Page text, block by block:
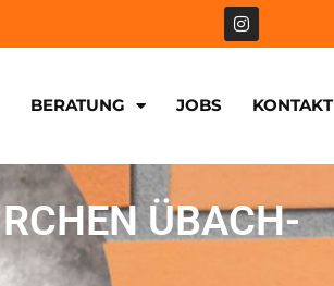
BERATUNG JOBS KONTAKT
ÜBACH-